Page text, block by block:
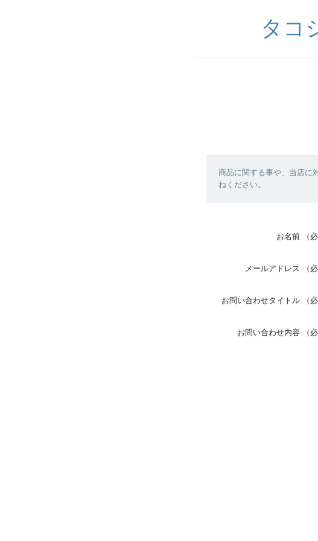
タコ
商品に関する事や、当店に
ねください。
お名前 （
メールアドレス （
お問い合わせタイトル （
お問い合わせ内容 （